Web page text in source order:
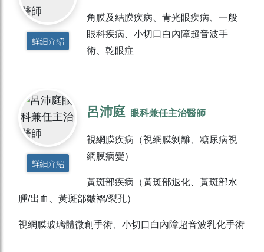
詳細介紹
角膜及結膜疾病、青光眼疾病、一般
眼科疾病、小切口白內障超音波手
術、乾眼症
詳細介紹
呂沛庭 眼科兼任主治醫師
視網膜疾病（視網膜剝離、糖尿病視
網膜病變）
黃斑部疾病（黃斑部退化、黃斑部水
腫/出血、黃斑部皺褶/裂孔）
視網膜玻璃體微創手術、小切口白內障超音波乳化手術